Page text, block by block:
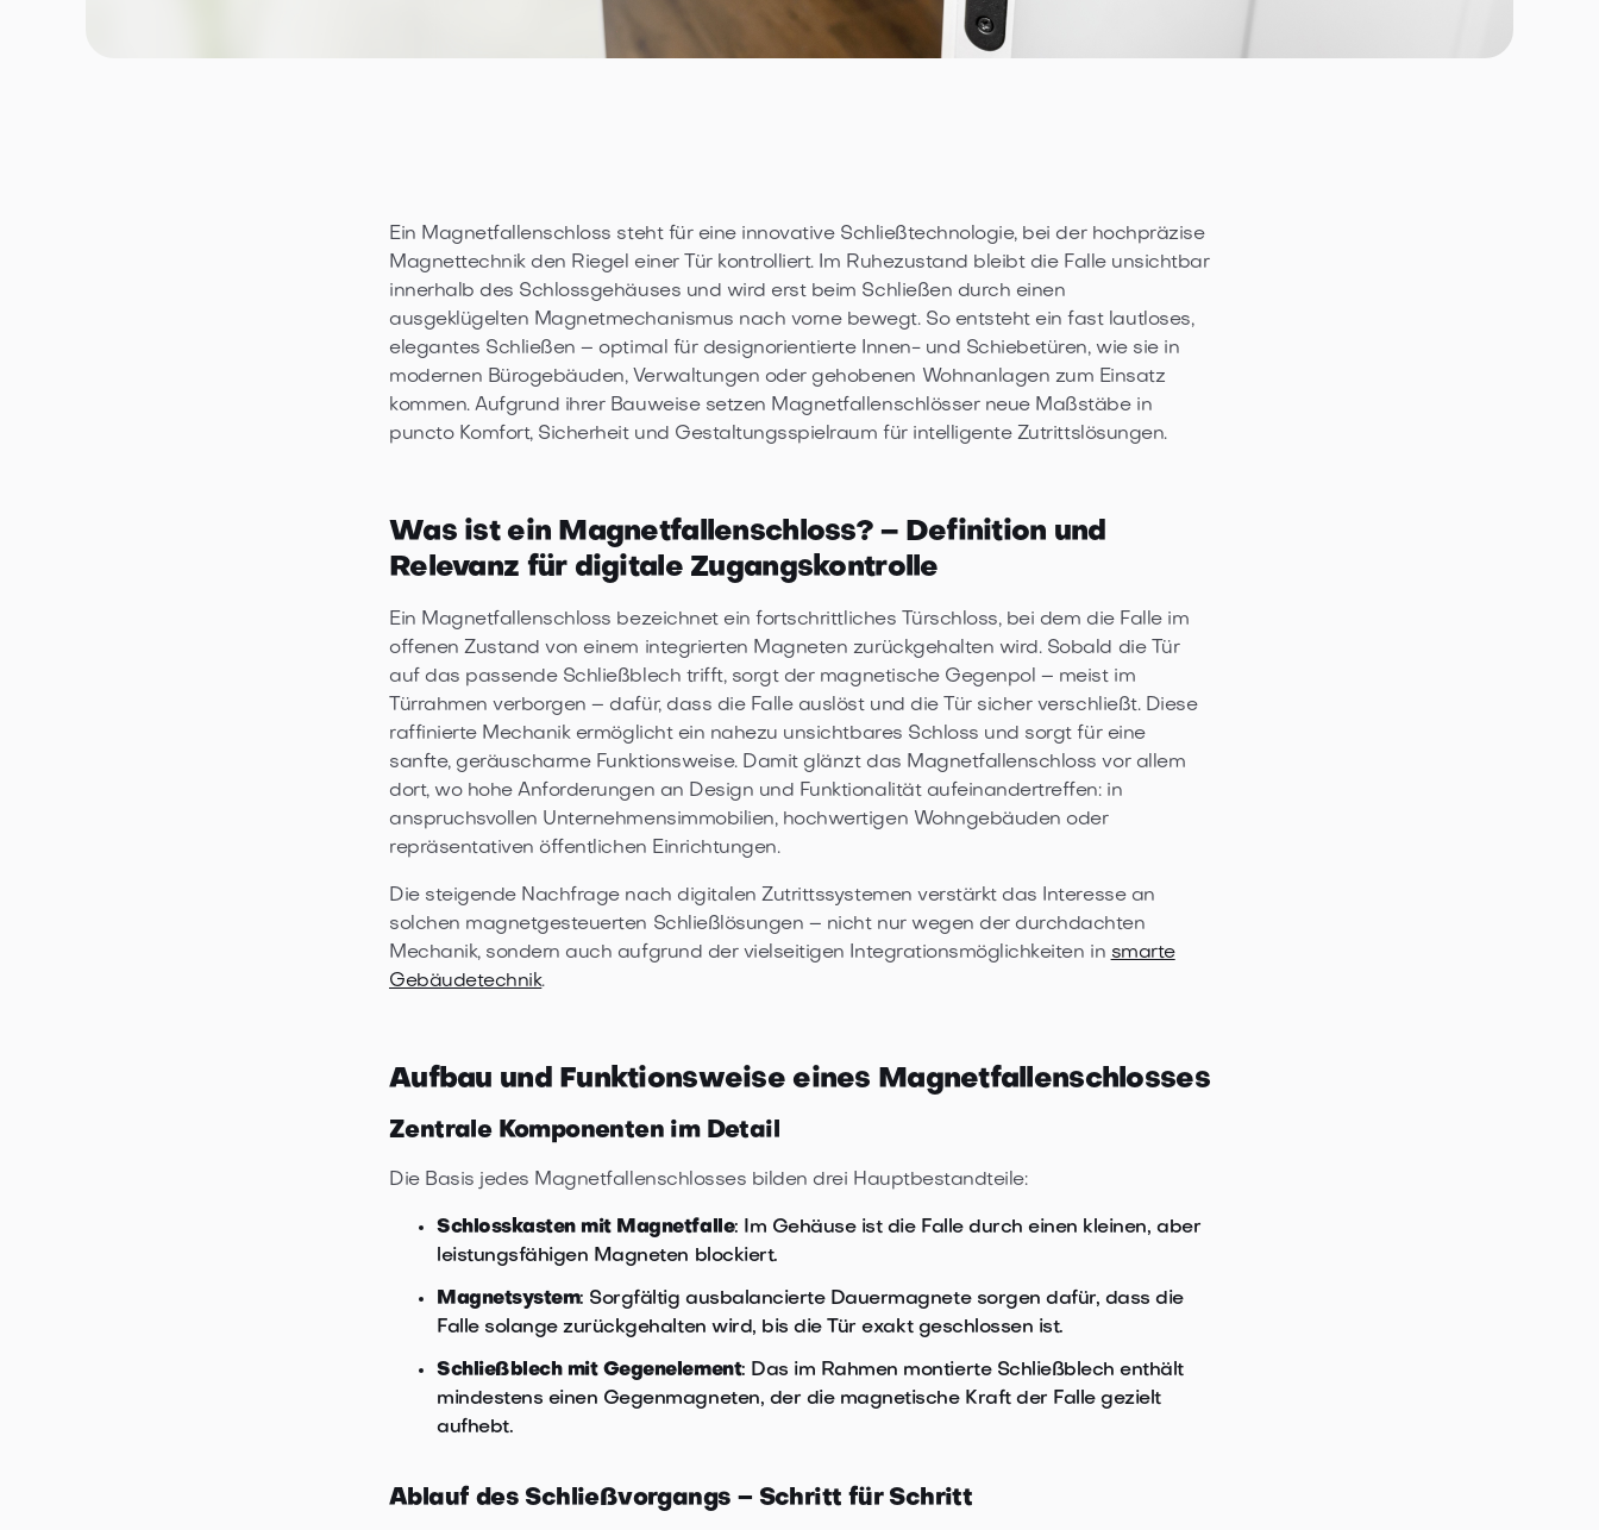
Ein Magnetfallenschloss steht für eine innovative Schließtechnologie, bei der hochpräzise
Magnettechnik den Riegel einer Tür kontrolliert. Im Ruhezustand bleibt die Falle unsichtbar
innerhalb des Schlossgehäuses und wird erst beim Schließen durch einen
ausgeklügelten Magnetmechanismus nach vorne bewegt. So entsteht ein fast lautloses,
elegantes Schließen – optimal für designorientierte Innen- und Schiebetüren, wie sie in
modernen Bürogebäuden, Verwaltungen oder gehobenen Wohnanlagen zum Einsatz
kommen. Aufgrund ihrer Bauweise setzen Magnetfallenschlösser neue Maßstäbe in
puncto Komfort, Sicherheit und Gestaltungsspielraum für intelligente Zutrittslösungen.
Was ist ein Magnetfallenschloss? – Definition und
Relevanz für digitale Zugangskontrolle
Ein Magnetfallenschloss bezeichnet ein fortschrittliches Türschloss, bei dem die Falle im
offenen Zustand von einem integrierten Magneten zurückgehalten wird. Sobald die Tür
auf das passende Schließblech trifft, sorgt der magnetische Gegenpol – meist im
Türrahmen verborgen – dafür, dass die Falle auslöst und die Tür sicher verschließt. Diese
raffinierte Mechanik ermöglicht ein nahezu unsichtbares Schloss und sorgt für eine
sanfte, geräuscharme Funktionsweise. Damit glänzt das Magnetfallenschloss vor allem
dort, wo hohe Anforderungen an Design und Funktionalität aufeinandertreffen: in
anspruchsvollen Unternehmensimmobilien, hochwertigen Wohngebäuden oder
repräsentativen öffentlichen Einrichtungen.
Die steigende Nachfrage nach digitalen Zutrittssystemen verstärkt das Interesse an
solchen magnetgesteuerten Schließlösungen – nicht nur wegen der durchdachten
Mechanik, sondern auch aufgrund der vielseitigen Integrationsmöglichkeiten in smarte
Gebäudetechnik.
Aufbau und Funktionsweise eines Magnetfallenschlosses
Zentrale Komponenten im Detail
Die Basis jedes Magnetfallenschlosses bilden drei Hauptbestandteile:
Schlosskasten mit Magnetfalle: Im Gehäuse ist die Falle durch einen kleinen, aber
leistungsfähigen Magneten blockiert.
Magnetsystem: Sorgfältig ausbalancierte Dauermagnete sorgen dafür, dass die
Falle solange zurückgehalten wird, bis die Tür exakt geschlossen ist.
Schließblech mit Gegenelement: Das im Rahmen montierte Schließblech enthält
mindestens einen Gegenmagneten, der die magnetische Kraft der Falle gezielt
aufhebt.
Ablauf des Schließvorgangs – Schritt für Schritt